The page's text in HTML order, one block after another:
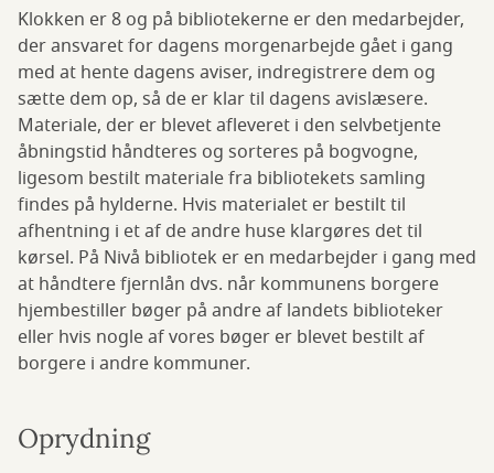
Klokken er 8 og på bibliotekerne er den medarbejder,
der ansvaret for dagens morgenarbejde gået i gang
med at hente dagens aviser, indregistrere dem og
sætte dem op, så de er klar til dagens avislæsere.
Materiale, der er blevet afleveret i den selvbetjente
åbningstid håndteres og sorteres på bogvogne,
ligesom bestilt materiale fra bibliotekets samling
findes på hylderne. Hvis materialet er bestilt til
afhentning i et af de andre huse klargøres det til
kørsel. På Nivå bibliotek er en medarbejder i gang med
at håndtere fjernlån dvs. når kommunens borgere
hjembestiller bøger på andre af landets biblioteker
eller hvis nogle af vores bøger er blevet bestilt af
borgere i andre kommuner.
Oprydning